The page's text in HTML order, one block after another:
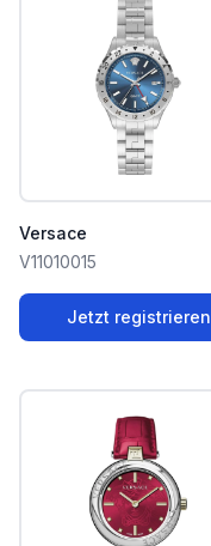
Versace
V11010015
Jetzt registrieren